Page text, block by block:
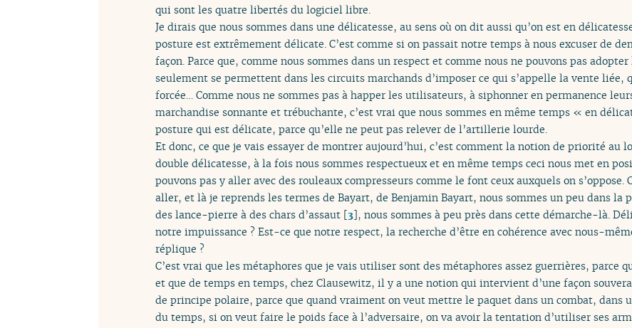
qui sont les quatre libertés du logiciel libre.
Je dirais que nous sommes dans une délicatesse, au sens où on dit aussi qu’on est en
posture est extrêmement délicate. C’est comme si on passait notre temps à nous excuser de
façon. Parce que, comme nous sommes dans un respect et comme nous ne pouvons pas
seulement se permettent dans les circuits marchands d’imposer ce qui s’appelle la vente liée,
forcée… Comme nous ne sommes pas à happer les utilisateurs, à siphonner en permanence
marchandise sonnante et trébuchante, c’est vrai que nous sommes en même temps « en
posture qui est délicate, parce qu’elle ne peut pas relever de l’artillerie lourde.
Et donc, ce que je vais essayer de montrer aujourd’hui, c’est comment la notion de priorité au
double délicatesse, à la fois nous sommes respectueux et en même temps ceci nous met en
pouvons pas y aller avec des rouleaux compresseurs comme le font ceux auxquels on s’oppose.
aller, et là je reprends les termes de Bayart, de Benjamin Bayart, nous sommes un peu dans la
des lance-pierre à des chars d’assaut [3], nous sommes à peu près dans cette démarche-là.
notre impuissance ? Est-ce que notre respect, la recherche d’être en cohérence avec nous-
réplique ?
C’est vrai que les métaphores que je vais utiliser sont des métaphores assez guerrières, parce
et que de temps en temps, chez Clausewitz, il y a une notion qui intervient d’une façon
de principe polaire, parce que quand vraiment on veut mettre le paquet dans un combat, dans
du temps, si on veut faire le poids face à l’adversaire, on va avoir la tentation d’utiliser ses